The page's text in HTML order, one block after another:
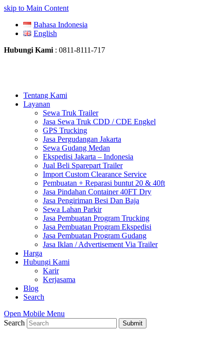
skip to Main Content
Bahasa Indonesia
English
Hubungi Kami : 0811-8111-717
Tentang Kami
Layanan
Sewa Truk Trailer
Jasa Sewa Truk CDD / CDE Engkel
GPS Trucking
Jasa Pergudangan Jakarta
Sewa Gudang Medan
Ekspedisi Jakarta – Indonesia
Jual Beli Sparepart Trailer
Import Custom Clearance Service
Pembuatan + Reparasi buntut 20 & 40ft
Jasa Pindahan Container 40FT Dry
Jasa Pengiriman Besi Dan Baja
Sewa Lahan Parkir
Jasa Pembuatan Program Trucking
Jasa Pembuatan Program Ekspedisi
Jasa Pembuatan Program Gudang
Jasa Iklan / Advertisement Via Trailer
Harga
Hubungi Kami
Karir
Kerjasama
Blog
Search
Open Mobile Menu
Search
Submit